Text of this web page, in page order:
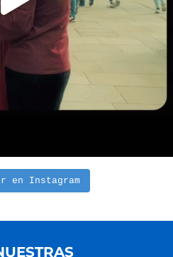
en Instagram